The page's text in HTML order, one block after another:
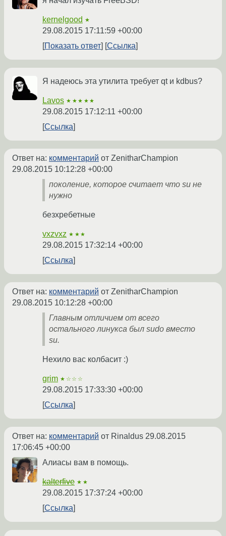
kernelgood ★
29.08.2015 17:11:59 +00:00
Показать ответ
Ссылка
Я надеюсь эта утилита требует qt и kdbus?
Lavos ★★★★★
29.08.2015 17:12:11 +00:00
Ссылка
Ответ на: комментарий от ZenitharChampion
29.08.2015 10:12:28 +00:00
поколение, которое считает что su не
нужно
безхребетные
vxzvxz ★★★
29.08.2015 17:32:14 +00:00
Ссылка
Ответ на: комментарий от ZenitharChampion
29.08.2015 10:12:28 +00:00
Главным отличием от всего
остального линукса был sudo вместо
su.
Нехило вас колбасит :)
grim ★☆☆☆
29.08.2015 17:33:30 +00:00
Ссылка
Ответ на: комментарий от Rinaldus 29.08.2015
17:06:45 +00:00
Алиасы вам в помощь.
kalterfive ★★
29.08.2015 17:37:24 +00:00
Ссылка